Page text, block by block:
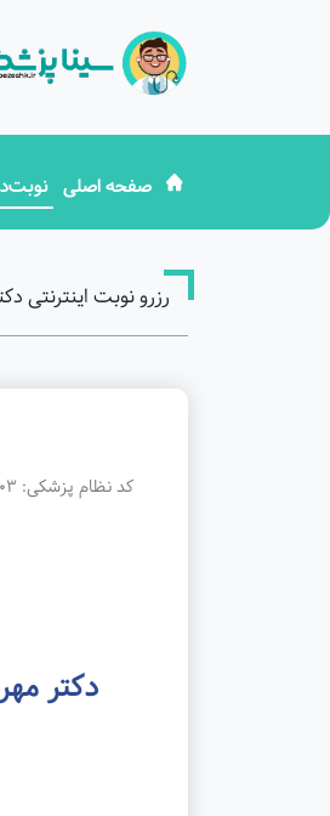
صفحه اصلی
رزرو نوبت
کد نظام پزشکی: 39603
دکتر